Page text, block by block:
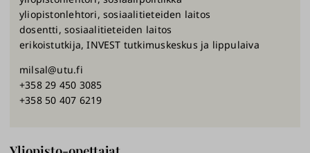
yliopistonlehtori, sosiaalitieteiden laitos
dosentti, sosiaalitieteiden laitos
erikoistutkija, INVEST tutkimuskeskus ja lippulaiva
milsal@utu.fi
+358 29 450 3085
+358 50 407 6219